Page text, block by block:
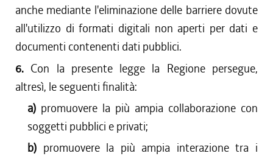
anche mediante l'eliminazione delle barriere dovute
all'utilizzo di formati digitali non aperti per dati e
documenti contenenti dati pubblici.
6. Con la presente legge la Regione persegue,
altresì, le seguenti finalità:
a) promuovere la più ampia collaborazione con
soggetti pubblici e privati;
b) promuovere la più ampia interazione tra i